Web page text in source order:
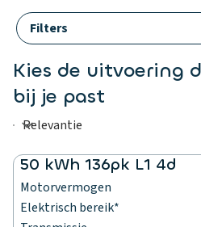
Filters
Kies de uitvoering
bij je past
50 kWh 136pk L1 4d
Motorvermogen
Elektrisch bereik*